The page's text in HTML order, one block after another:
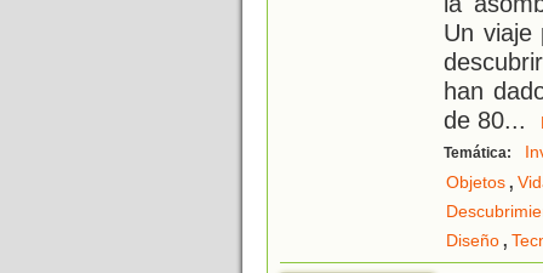
Un viaje
han
de 80...
Temática:
Objetos,
Diseño,